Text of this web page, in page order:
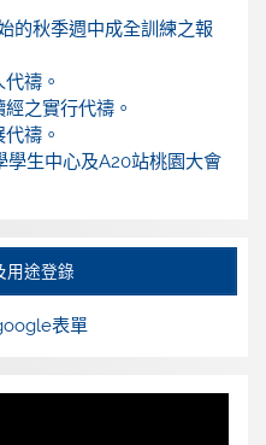
的秋季週中成全訓練之報
禱。
之實行代禱。
禱。
學生中心及A20站桃園大會
用途登錄
表單